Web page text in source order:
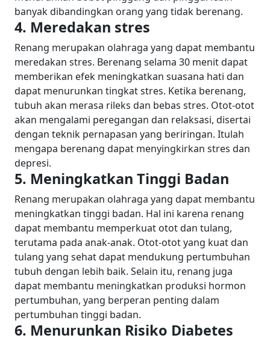
banyak dibandingkan orang yang tidak berenang.
4. Meredakan stres
Renang merupakan olahraga yang dapat membantu
meredakan stres. Berenang selama 30 menit dapat
memberikan efek meningkatkan suasana hati dan
dapat menurunkan tingkat stres. Ketika berenang,
tubuh akan merasa rileks dan bebas stres. Otot-otot
akan mengalami peregangan dan relaksasi, disertai
dengan teknik pernapasan yang beriringan. Itulah
mengapa berenang dapat menyingkirkan stres dan
depresi.
5. Meningkatkan Tinggi Badan
Renang merupakan olahraga yang dapat membantu
meningkatkan tinggi badan. Hal ini karena renang
dapat membantu memperkuat otot dan tulang,
terutama pada anak-anak. Otot-otot yang kuat dan
tulang yang sehat dapat mendukung pertumbuhan
tubuh dengan lebih baik. Selain itu, renang juga
dapat membantu meningkatkan produksi hormon
pertumbuhan, yang berperan penting dalam
pertumbuhan tinggi badan.
6. Menurunkan Risiko Diabetes